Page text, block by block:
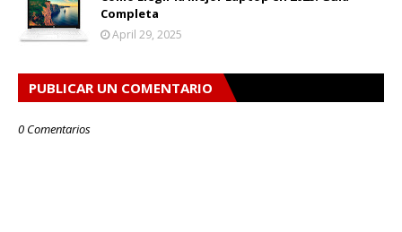
Completa
April 29, 2025
PUBLICAR UN COMENTARIO
0 Comentarios